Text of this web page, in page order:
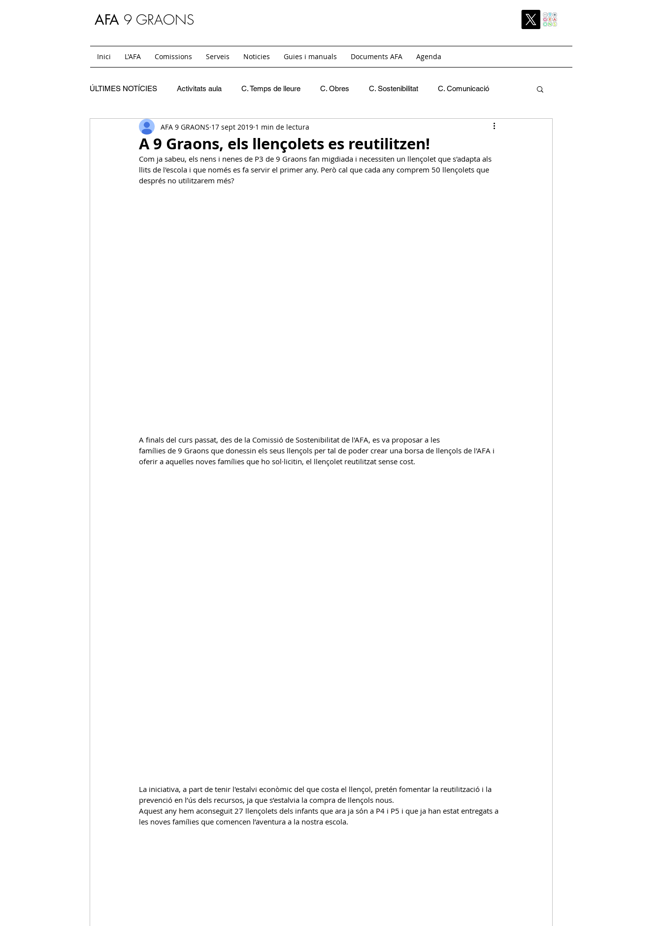
AFA 9 GRAONS
Inici L'AFA Comissions Serveis Noticies Guies i manuals Documents AFA Agenda
ÚLTIMES NOTÍCIES Activitats aula C. Temps de lleure C. Obres C. Sostenibilitat C. Comunicació
C. Festes SC. Extraescolars Recomanacions
SC. Casals C. Mon i jo C. Igualtat i Diversitat GT. Acollida GT. Itinerants
A 9 Graons, els llençolets es reutilitzen!
AFA 9 GRAONS 17 sept 2019 1 min de lectura
Com ja sabeu, els nens i nenes de P3 de 9 Graons fan migdiada i necessiten un llençolet que s'adapta als
llits de l'escola i que només es fa servir el primer any. Però cal que cada any comprem 50 llençolets que
després no utilitzarem més?
A finals del curs passat, des de la Comissió de Sostenibilitat de l'AFA, es va proposar a les
famílies de 9 Graons que donessin els seus llençols per tal de poder crear una borsa de llençols de l'AFA i
oferir a aquelles noves famílies que ho sol·licitin, el llençolet reutilitzat sense cost.
La iniciativa, a part de tenir l'estalvi econòmic del que costa el llençol, pretén fomentar la reutilització i la
prevenció en l’ús dels recursos, ja que s’estalvia la compra de llençols nous.
Aquest any hem aconseguit 27 llençolets dels infants que ara ja són a P4 i P5 i que ja han estat entregats a
les noves famílies que comencen l’aventura a la nostra escola.